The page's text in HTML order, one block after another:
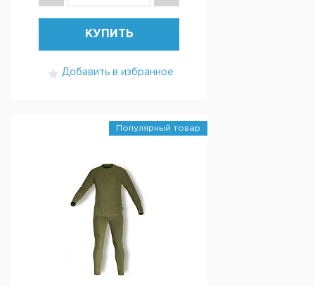
КУПИТЬ
Добавить в избранное
Популярный товар